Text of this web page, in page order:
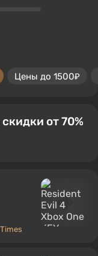
Цены до 1500₽
от 70%